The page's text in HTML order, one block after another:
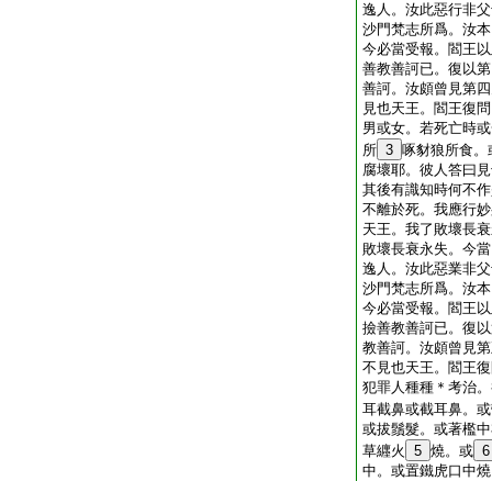
逸人。汝此惡行非
沙門梵志所爲。汝
今必當受報。閻王
善教善訶已。復以
善訶。汝頗曾見第
見也天王。閻王復
男或女。若死亡時
所 3 啄豺狼所食。
腐壞耶。彼人答曰
其後有識知時何不
不離於死。我應行
天王。我了敗壞長
敗壞長衰永失。今
逸人。汝此惡業非
沙門梵志所爲。汝
今必當受報。閻王
撿善教善訶已。復
教善訶。汝頗曾見
不見也天王。閻王
犯罪人種種＊考治
耳截鼻或截耳鼻。
或拔鬚髮。或著檻
草纒火
5 燒。或 6
中。或置鐵虎口中